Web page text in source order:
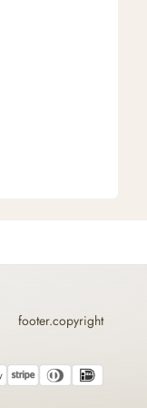
footer.copyright